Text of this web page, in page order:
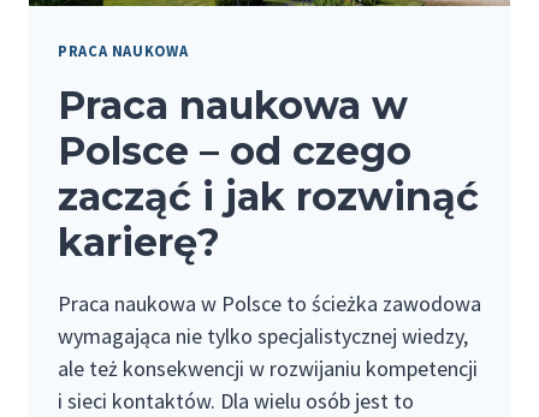
PRACA NAUKOWA
Praca naukowa w
Polsce – od czego
zacząć i jak rozwinąć
karierę?
Praca naukowa w Polsce to ścieżka zawodowa
wymagająca nie tylko specjalistycznej wiedzy,
ale też konsekwencji w rozwijaniu kompetencji
i sieci kontaktów. Dla wielu osób jest to